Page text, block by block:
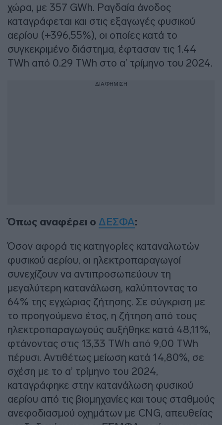
χώρα, με 357 GWh. Ραγδαία άνοδος
καταγράφεται και στις εξαγωγές φυσικού
αερίου (+396,55%), οι οποίες κατά το
συγκεκριμένο διάστημα, έφτασαν τις 1.44
TWh από 0.29 TWh στο α’ τρίμηνο του 2024.
ΔΙΑΦΗΜΙΣΗ
Όπως αναφέρει ο ΔΕΣΦΑ:
Όσον αφορά τις κατηγορίες καταναλωτών
φυσικού αερίου, οι ηλεκτροπαραγωγοί
συνεχίζουν να αντιπροσωπεύουν τη
μεγαλύτερη κατανάλωση, καλύπτοντας το
64% της εγχώριας ζήτησης. Σε σύγκριση με
το προηγούμενο έτος, η ζήτηση από τους
ηλεκτροπαραγωγούς αυξήθηκε κατά 48,11%,
φτάνοντας στις 13,33 TWh από 9,00 TWh
πέρυσι. Αντιθέτως μείωση κατά 14,80%, σε
σχέση με το α’ τρίμηνο του 2024,
καταγράφηκε στην κατανάλωση φυσικού
αερίου από τις βιομηχανίες και τους σταθμούς
ανεφοδιασμού οχημάτων με CNG, απευθείας